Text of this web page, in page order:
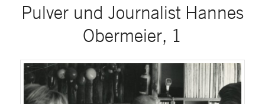
Pulver und Journalist Hannes
Obermeier, 1